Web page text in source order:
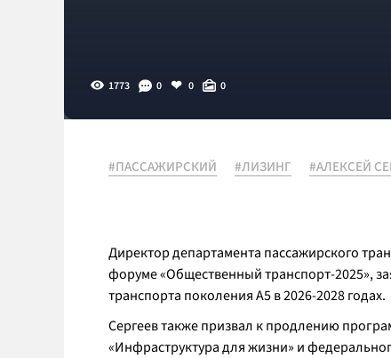
1773 0 0 0
#ПАССАЖИРСКИЙ #ЛИЗИНГ #АЛЕКСЕЙ
Директор департамента пассажирского
форуме «Общественный транспорт-2025»,
транспорта поколения А5 в 2026-2028 годах.
Сергеев также призвал к продлению
«Инфраструктура для жизни» и